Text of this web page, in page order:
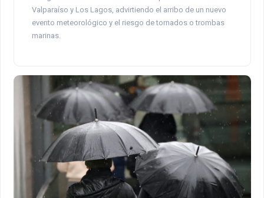
Valparaíso y Los Lagos, advirtiendo el arribo de un nuevo
evento meteorológico y el riesgo de tornados o trombas
marinas.